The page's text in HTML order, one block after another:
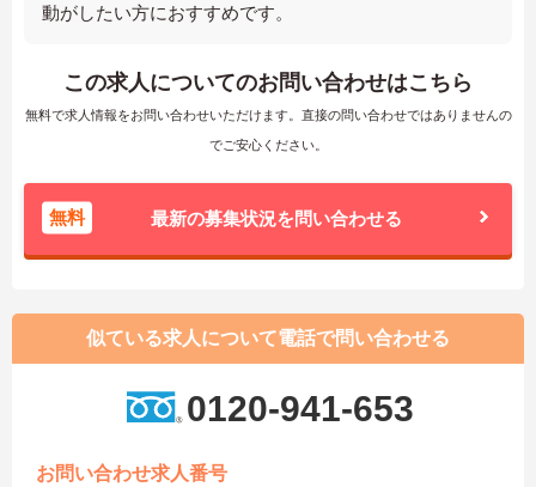
動がしたい方におすすめです。
この求人についてのお問い合わせはこちら
無料で求人情報をお問い合わせいただけます。直接の問い合わせではありませんの
でご安心ください。
無料 最新の募集状況を問い合わせる
似ている求人について電話で問い合わせる
0120-941-653
お問い合わせ求人番号